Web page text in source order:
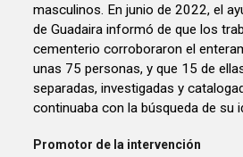
masculinos. En junio de 2022, el
de Guadaira informó de que los
cementerio corroboraron el
unas 75 personas, y que 15 de
separadas, investigadas y
continuaba con la búsqueda de su
Promotor de la intervención